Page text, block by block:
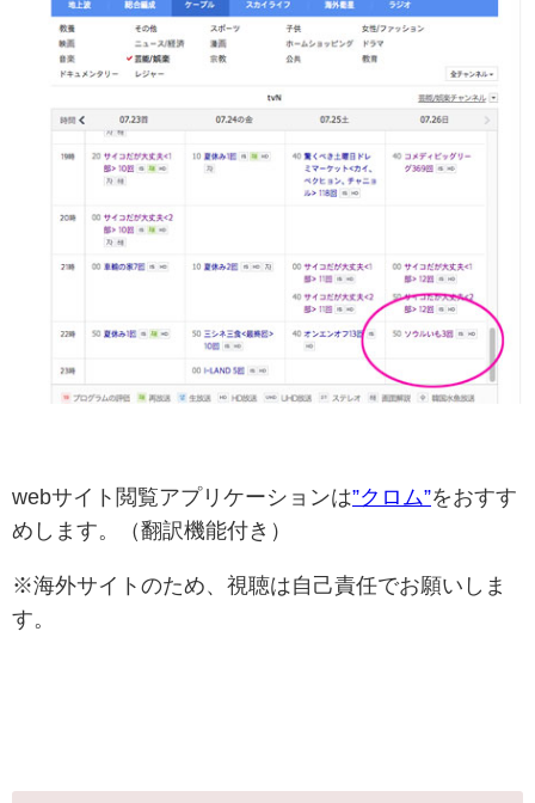
webサイト閲覧アプリケーションは”クロム”をおすす
めします。（翻訳機能付き）
※海外サイトのため、視聴は自己責任でお願いしま
す。